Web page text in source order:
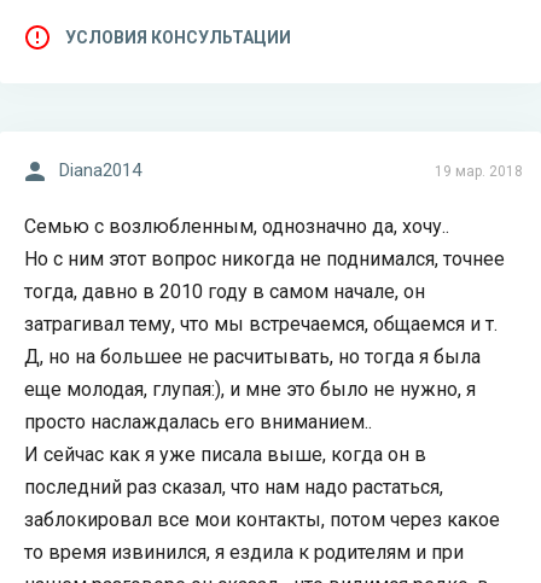
УСЛОВИЯ КОНСУЛЬТАЦИИ
19 мар. 2018
Diana2014
Семью с возлюбленным, однозначно да, хочу..
Но с ним этот вопрос никогда не поднимался, точнее
тогда, давно в 2010 году в самом начале, он
затрагивал тему, что мы встречаемся, общаемся и т.
Д, но на большее не расчитывать, но тогда я была
еще молодая, глупая:), и мне это было не нужно, я
просто наслаждалась его вниманием..
И сейчас как я уже писала выше, когда он в
последний раз сказал, что нам надо растаться,
заблокировал все мои контакты, потом через какое
то время извинился, я ездила к родителям и при